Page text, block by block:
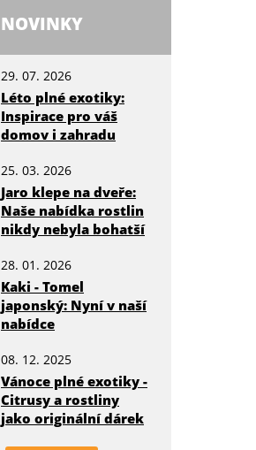
NOVINKY
29. 07. 2026
Léto plné exotiky:
Inspirace pro váš
domov i zahradu
25. 03. 2026
Jaro klepe na dveře:
Naše nabídka rostlin
nikdy nebyla bohatší
28. 01. 2026
Kaki - Tomel
japonský: Nyní v naší
nabídce
08. 12. 2025
Vánoce plné exotiky -
Citrusy a rostliny
jako originální dárek